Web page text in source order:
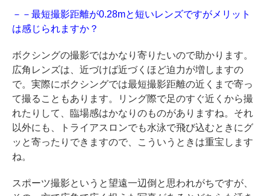
－－最短撮影距離が0.28mと短いレンズですがメリット
は感じられますか？
ボクシングの撮影ではかなり寄りたいので助かります。
広角レンズは、近づけば近づくほど迫力が増しますの
で。実際にボクシングでは最短撮影距離の近くまで寄っ
て撮ることもあります。リング際で足のすぐ近くから撮
れたりして、臨場感はかなりのものがありますね。それ
以外にも、トライアスロンでも水泳で飛び込むときにグ
ッと寄ったりできますので、こういうときは重宝します
ね。
スポーツ撮影というと望遠一辺倒と思われがちですが、